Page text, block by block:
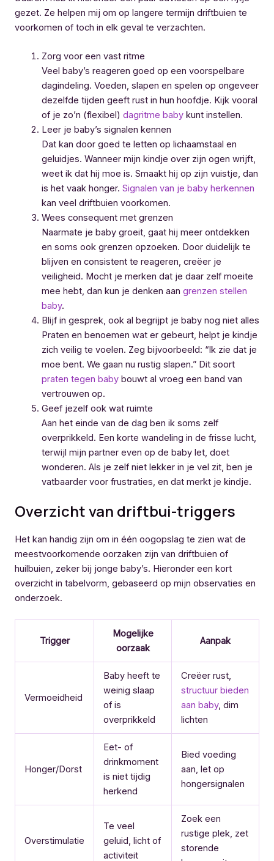
gezet. Ze helpen mij om op langere termijn driftbuien te
voorkomen of toch in elk geval te verzachten.
Zorg voor een vast ritme
Veel baby’s reageren goed op een voorspelbare
dagindeling. Voeden, slapen en spelen op ongeveer
dezelfde tijden geeft rust in hun hoofdje. Kijk vooral
of je zo’n (flexibel) dagritme babykunt instellen.
Leer je baby’s signalen kennen
Dat kan door goed te letten op lichaamstaal en
geluidjes. Wanneer mijn kindje over zijn ogen wrijft,
weet ik dat hij moe is. Smaakt hij op zijn vuistje, dan
is het vaak honger. Signalen van je baby herkennen
kan veel driftbuien voorkomen.
Wees consequent met grenzen
Naarmate je baby groeit, gaat hij meer ontdekken
en soms ook grenzen opzoeken. Door duidelijk te
blijven en consistent te reageren, creëer je
veiligheid. Mocht je merken dat je daar zelf moeite
mee hebt, dan kun je denken aan grenzen stellen
baby.
Blijf in gesprek, ook al begrijpt je baby nog niet alles
Praten en benoemen wat er gebeurt, helpt je kindje
zich veilig te voelen. Zeg bijvoorbeeld: “Ik zie dat je
moe bent. We gaan nu rustig slapen.” Dit soort
praten tegen babybouwt al vroeg een band van
vertrouwen op.
Geef jezelf ook wat ruimte
Aan het einde van de dag ben ik soms zelf
overprikkeld. Een korte wandeling in de frisse lucht,
terwijl mijn partner even op de baby let, doet
wonderen. Als je zelf niet lekker in je vel zit, ben je
vatbaarder voor frustraties, en dat merkt je kindje.
Overzicht van driftbui-triggers
Het kan handig zijn om in één oogopslag te zien wat de
meestvoorkomende oorzaken zijn van driftbuien of
huilbuien, zeker bij jonge baby’s. Hieronder een kort
overzicht in tabelvorm, gebaseerd op mijn observaties en
onderzoek.
Trigger
Mogelijke
oorzaak
Aanpak
Vermoeidheid
Baby heeft te
weinig slaap
of is
overprikkeld
Creëer rust,
structuur bieden
aan baby, dim
lichten
Honger/Dorst
Eet- of
drinkmoment
is niet tijdig
herkend
Bied voeding
aan, let op
hongersignalen
Overstimulatie
Te veel
geluid, licht of
activiteit
Zoek een
rustige plek, zet
storende